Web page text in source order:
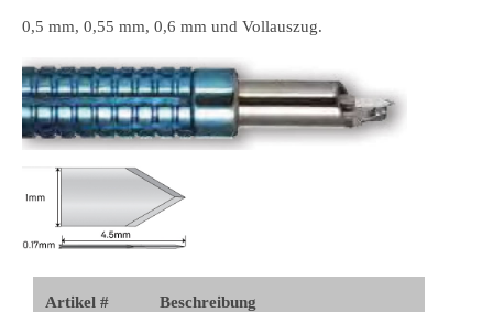
0,5 mm, 0,55 mm, 0,6 mm und Vollauszug.
Artikel # Beschreibung